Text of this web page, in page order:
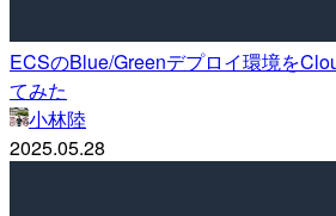
ECSのBlue/Greenデプロイ環境を
てみた
小林陸
2025.05.28